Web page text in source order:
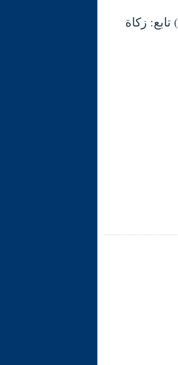
شرح الوجيز في فقه السنّة والكتاب العزيز (135) الزّكاة (12) تابع: زكاة